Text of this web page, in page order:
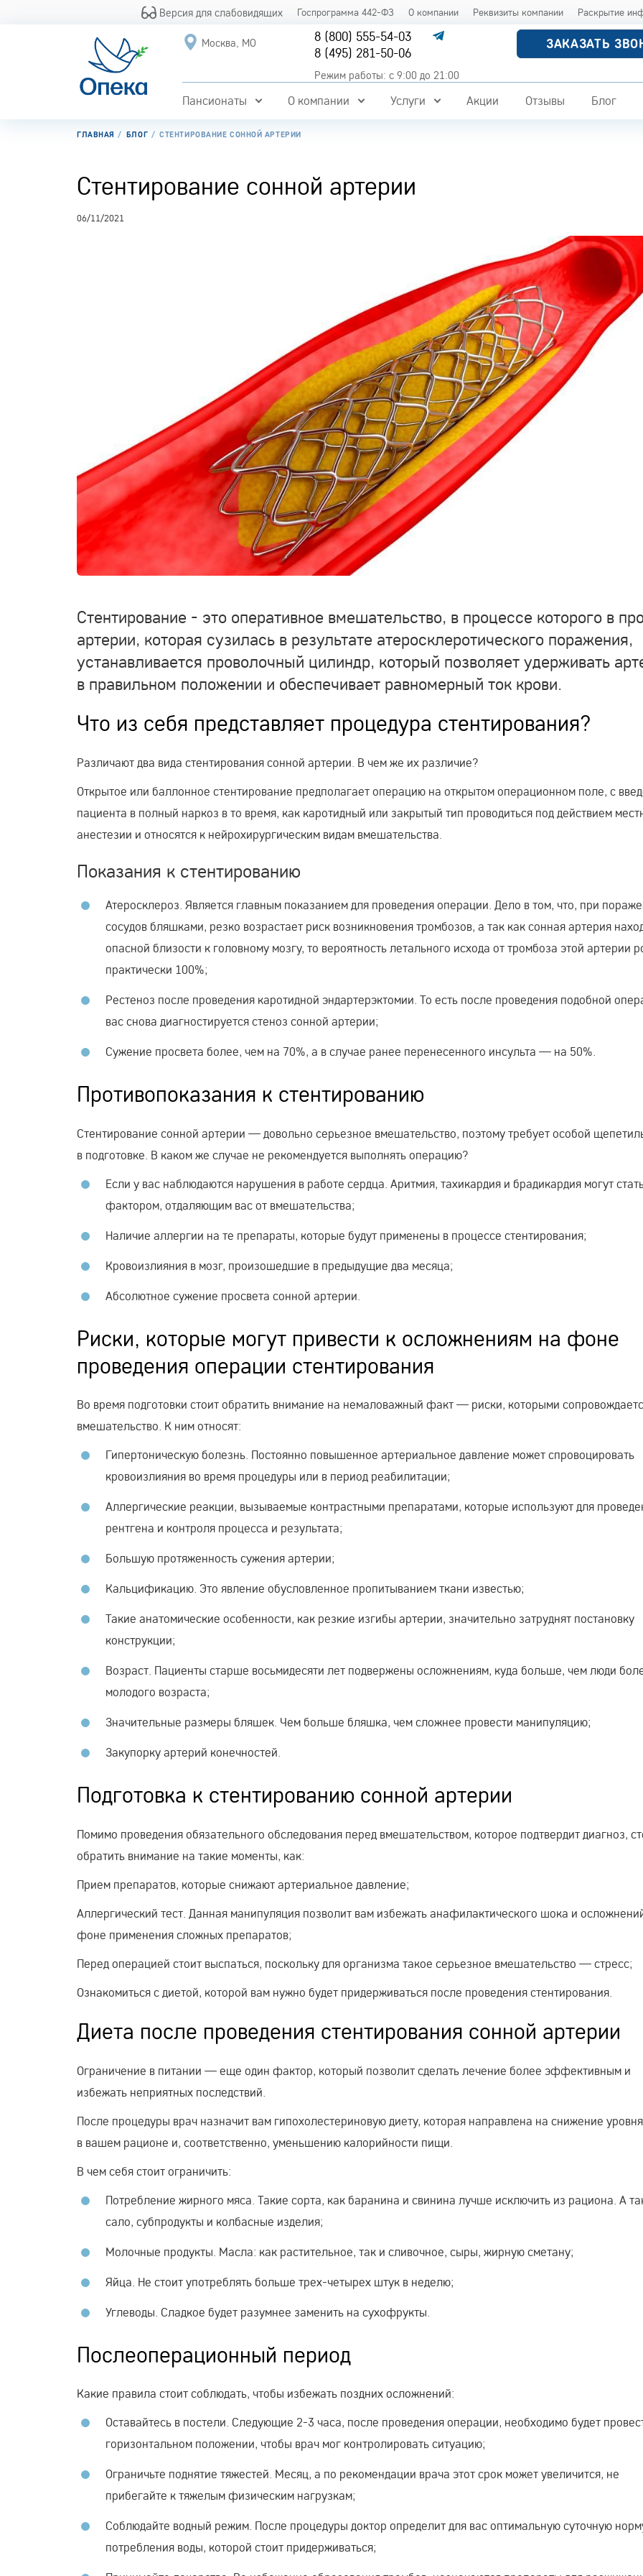
Версия для слабовидящих Госпрограмма 442-ФЗ О компании Реквизиты компании Раскрытие
Москва, МО
8 (800) 555-54-03
8 (495) 281-50-06
Режим работы: с 9:00 до 21:00
ЗАКАЗАТЬ
Пансионаты О компании Услуги Акции Отзывы Блог
ГЛАВНАЯ БЛОГ СТЕНТИРОВАНИЕ СОННОЙ АРТЕРИИ
Стентирование сонной артерии
06/11/2021
Стентирование - это оперативное вмешательство, в процессе которого в
артерии, которая сузилась в результате атеросклеротического поражения,
устанавливается проволочный цилиндр, который позволяет удерживать
в правильном положении и обеспечивает равномерный ток крови.
Что из себя представляет процедура стентирования?
Различают два вида стентирования сонной артерии. В чем же их различие?
Открытое или баллонное стентирование предполагает операцию на открытом операционном поле, с
пациента в полный наркоз в то время, как каротидный или закрытый тип проводиться под действием
анестезии и относятся к нейрохирургическим видам вмешательства.
Показания к стентированию
Атеросклероз. Является главным показанием для проведения операции. Дело в том, что, при
сосудов бляшками, резко возрастает риск возникновения тромбозов, а так как сонная артерия
опасной близости к головному мозгу, то вероятность летального исхода от тромбоза этой артерии
практически 100%;
Рестеноз после проведения каротидной эндартерэктомии. То есть после проведения подобной
вас снова диагностируется стеноз сонной артерии;
Сужение просвета более, чем на 70%, а в случае ранее перенесенного инсульта — на 50%.
Противопоказания к стентированию
Стентирование сонной артерии — довольно серьезное вмешательство, поэтому требует особой
в подготовке. В каком же случае не рекомендуется выполнять операцию?
Если у вас наблюдаются нарушения в работе сердца. Аритмия, тахикардия и брадикардия могут
фактором, отдаляющим вас от вмешательства;
Наличие аллергии на те препараты, которые будут применены в процессе стентирования;
Кровоизлияния в мозг, произошедшие в предыдущие два месяца;
Абсолютное сужение просвета сонной артерии.
Риски, которые могут привести к осложнениям на фоне
проведения операции стентирования
Во время подготовки стоит обратить внимание на немаловажный факт — риски, которыми
вмешательство. К ним относят:
Гипертоническую болезнь. Постоянно повышенное артериальное давление может спровоцировать
кровоизлияния во время процедуры или в период реабилитации;
Аллергические реакции, вызываемые контрастными препаратами, которые используют для
рентгена и контроля процесса и результата;
Большую протяженность сужения артерии;
Кальцификацию. Это явление обусловленное пропитыванием ткани известью;
Такие анатомические особенности, как резкие изгибы артерии, значительно затруднят постановку
конструкции;
Возраст. Пациенты старше восьмидесяти лет подвержены осложнениям, куда больше, чем люди
молодого возраста;
Значительные размеры бляшек. Чем больше бляшка, чем сложнее провести манипуляцию;
Закупорку артерий конечностей.
Подготовка к стентированию сонной артерии
Помимо проведения обязательного обследования перед вмешательством, которое подтвердит диагноз,
обратить внимание на такие моменты, как:
Прием препаратов, которые снижают артериальное давление;
Аллергический тест. Данная манипуляция позволит вам избежать анафилактического шока и
фоне применения сложных препаратов;
Перед операцией стоит выспаться, поскольку для организма такое серьезное вмешательство — стресс;
Ознакомиться с диетой, которой вам нужно будет придерживаться после проведения стентирования.
Диета после проведения стентирования сонной артерии
Ограничение в питании — еще один фактор, который позволит сделать лечение более эффективным и
избежать неприятных последствий.
После процедуры врач назначит вам гипохолестериновую диету, которая направлена на снижение
в вашем рационе и, соответственно, уменьшению калорийности пищи.
В чем себя стоит ограничить:
Потребление жирного мяса. Такие сорта, как баранина и свинина лучше исключить из рациона. А
сало, субпродукты и колбасные изделия;
Молочные продукты. Масла: как растительное, так и сливочное, сыры, жирную сметану;
Яйца. Не стоит употреблять больше трех-четырех штук в неделю;
Углеводы. Сладкое будет разумнее заменить на сухофрукты.
Послеоперационный период
Какие правила стоит соблюдать, чтобы избежать поздних осложнений:
Оставайтесь в постели. Следующие 2-3 часа, после проведения операции, необходимо будет
горизонтальном положении, чтобы врач мог контролировать ситуацию;
Ограничьте поднятие тяжестей. Месяц, а по рекомендации врача этот срок может увеличится, не
прибегайте к тяжелым физическим нагрузкам;
Соблюдайте водный режим. После процедуры доктор определит для вас оптимальную суточную
потребления воды, которой стоит придерживаться;